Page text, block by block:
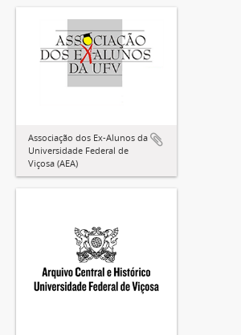
Associação dos Ex-Alunos da
Universidade Federal de
Viçosa (AEA)